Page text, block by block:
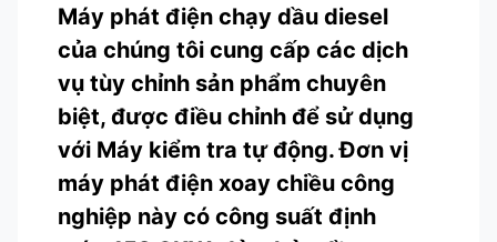
Máy phát điện chạy dầu diesel
của chúng tôi cung cấp các dịch
vụ tùy chỉnh sản phẩm chuyên
biệt, được điều chỉnh để sử dụng
với Máy kiểm tra tự động. Đơn vị
máy phát điện xoay chiều công
nghiệp này có công suất định